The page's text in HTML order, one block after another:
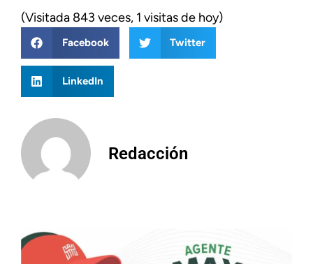
(Visitada 843 veces, 1 visitas de hoy)
Facebook Twitter
LinkedIn
Redacción